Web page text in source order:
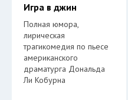
Игра в джин
Полная юмора,
лирическая
трагикомедия по пьесе
американского
драматурга Дональда
Ли Кобурна